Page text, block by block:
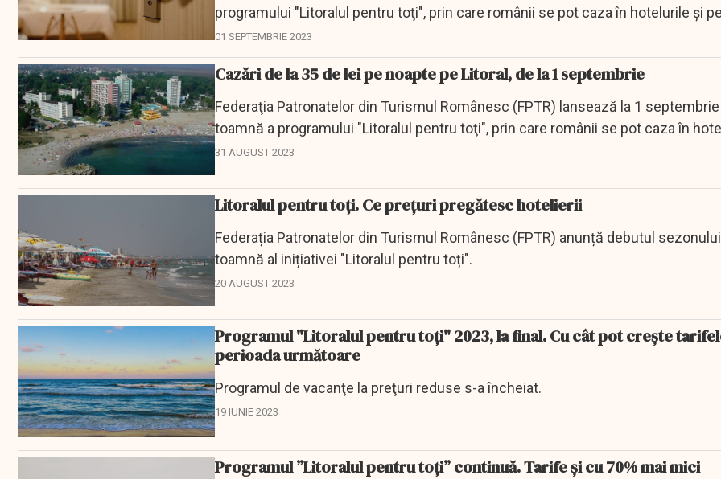
programului "Litoralul pentru toţi", prin care românii se pot caza în hotelurile şi
01 SEPTEMBRIE 2023
Cazări de la 35 de lei pe noapte pe Litoral, de la 1 septembrie
Federaţia Patronatelor din Turismul Românesc (FPTR) lansează la 1
toamnă a programului "Litoralul pentru toţi", prin care românii se pot caza în
pensiunile...
31 AUGUST 2023
Litoralul pentru toți. Ce prețuri pregătesc hotelierii
Federația Patronatelor din Turismul Românesc (FPTR) anunță debutul
toamnă al inițiativei "Litoralul pentru toți".
20 AUGUST 2023
Programul "Litoralul pentru toţi" 2023, la final. Cu cât pot creşte
perioada următoare
Programul de vacanţe la preţuri reduse s-a încheiat.
19 IUNIE 2023
Programul ”Litoralul pentru toți” continuă. Tarife și cu 70% mai mici